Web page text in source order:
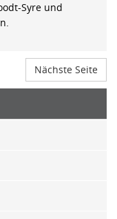
Syre und
Nächste Seite